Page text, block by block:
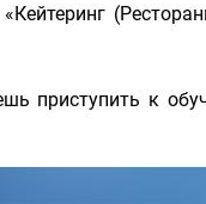
приступить к